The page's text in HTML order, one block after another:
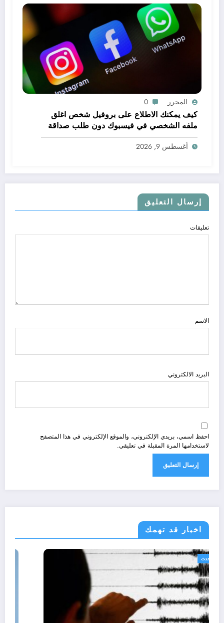
المحرر 0
كيف يمكنك الاطلاع على بروفيل شخص اغلق
ملفه الشخصي في فيسبوك دون طلب صداقة
.. الاطلاع على محتوى صفحة شخص اغلق ملفه
الشخصي في فيسبوك دون طلب صداقة
أغسطس 9, 2026
إرسال التعليق
تعليقات
الاسم
البريد الالكتروني
احفظ اسمي، بريدي الإلكتروني، والموقع الإلكتروني في هذا المتصفح
لاستخدامها المرة المقبلة في تعليقي.
اخبار قد تهمك
الجزائر الحدث